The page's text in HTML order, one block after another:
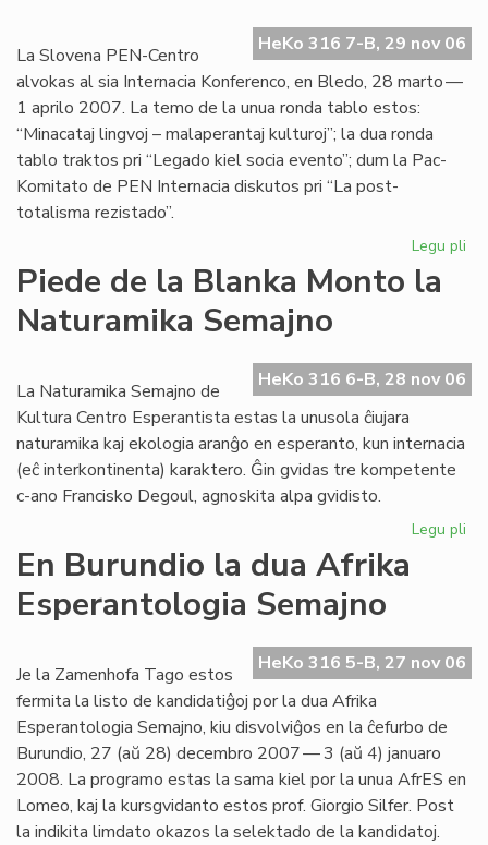
HeKo 316 7-B, 29 nov 06
La Slovena PEN-Centro
alvokas al sia Internacia Konferenco, en Bledo, 28 marto —
1 aprilo 2007. La temo de la unua ronda tablo estos:
“Minacataj lingvoj – malaperantaj kulturoj”; la dua ronda
tablo traktos pri “Legado kiel socia evento”; dum la Pac-
Komitato de PEN Internacia diskutos pri “La post-
totalisma rezistado”.
Legu pli
la
Piede de la Blanka Monto la
Naturamika Semajno
HeKo 316 6-B, 28 nov 06
La Naturamika Semajno de
Kultura Centro Esperantista estas la unusola ĉiujara
naturamika kaj ekologia aranĝo en esperanto, kun internacia
(eĉ interkontinenta) karaktero. Ĝin gvidas tre kompetente
c-ano Francisko Degoul, agnoskita alpa gvidisto.
Legu pli
En Burundio la dua Afrika
Esperantologia Semajno
HeKo 316 5-B, 27 nov 06
Je la Zamenhofa Tago estos
fermita la listo de kandidatiĝoj por la dua Afrika
Esperantologia Semajno, kiu disvolviĝos en la ĉefurbo de
Burundio, 27 (aŭ 28) decembro 2007 — 3 (aŭ 4) januaro
2008. La programo estas la sama kiel por la unua AfrES en
Lomeo, kaj la kursgvidanto estos prof. Giorgio Silfer. Post
la indikita limdato okazos la selektado de la kandidatoj.